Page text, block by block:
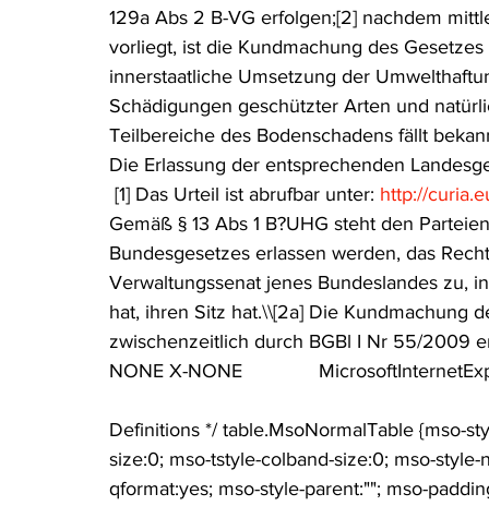
129a Abs 2 B-VG erfolgen;[2] nachdem
vorliegt, ist die Kundmachung des
innerstaatliche Umsetzung der
Schädigungen geschützter Arten und
Teilbereiche des Bodenschadens fällt
Die Erlassung der entsprechenden
[1] Das Urteil ist abrufbar unter: http://
Gemäß § 13 Abs 1 B?UHG steht den
Bundesgesetzes erlassen werden, das
Verwaltungssenat jenes Bundeslandes zu,
hat, ihren Sitz hat.\\[2a] Die Kundmachung
zwischenzeitlich durch BGBl I Nr 55/2009
NONE X-NONE
Definitions */ table.MsoNormalTable {mso-
size:0; mso-tstyle-colband-size:0; mso-
qformat:yes; mso-style-parent:""; mso-